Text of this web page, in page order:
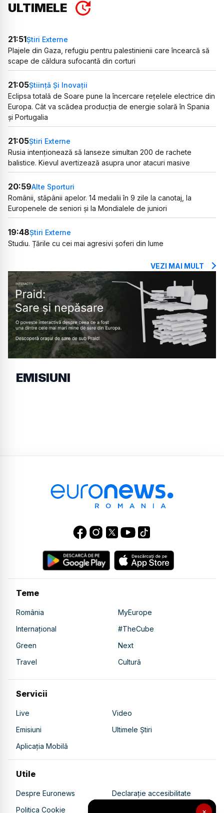
×
ULTIMELE
21:51Știri Externe
Plajele din Gaza, refugiu pentru palestinienii care încearcă să
scape de căldura sufocantă din corturi
21:05Știință Și Inovații
Eclipsa totală de Soare pune la încercare rețelele electrice din
Europa. Cât va scădea producția de energie solară în Spania
și Portugalia
21:05Știri Externe
Rusia intenționează să lanseze simultan 200 de rachete
balistice. Kievul avertizează asupra unor atacuri masive
20:59Alte Sporturi
Românii, stăpânii apelor. 14 medalii în 9 zile la canotaj, la
Europenele de seniori și la Mondialele de juniori
19:48Știri Externe
Studiu. Țările cu cei mai agresivi șoferi din lume
VEZI MAI MULT
EMISIUNI
Teme
România
MyEurope
Internațional
#TheCube
Green
Next
Travel
Cultură
Servicii
Live
Video
Emisiuni
Ultimele Știri
Aplicația Mobilă
Utile
Despre Euronews
Declarație accesibilitate
Politica Cookie
Politica de confidențialitate